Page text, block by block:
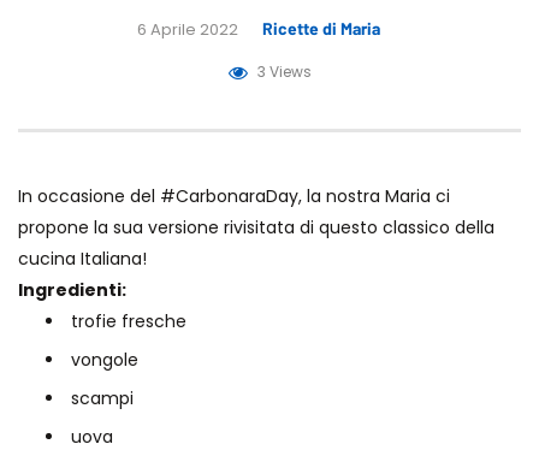
6 Aprile 2022 Ricette di Maria
3 Views
In occasione del #CarbonaraDay, la nostra Maria ci
propone la sua versione rivisitata di questo classico della
cucina Italiana!
Ingredienti:
trofie fresche
vongole
scampi
uova